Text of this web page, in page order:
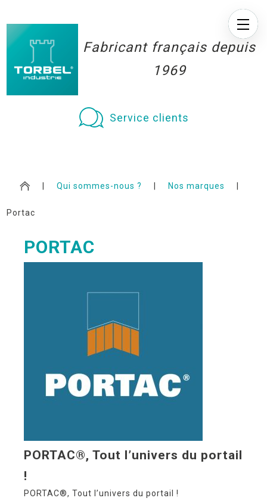
Fabricant français depuis
1969
Service clients
Qui sommes-nous ? Nos marques
Portac
PORTAC
PORTAC®, Tout l’univers du portail
!
PORTAC®, Tout l’univers du portail !